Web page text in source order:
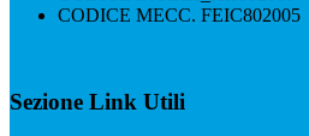
CODICE MECC. FEIC802005
Sezione Link Utili